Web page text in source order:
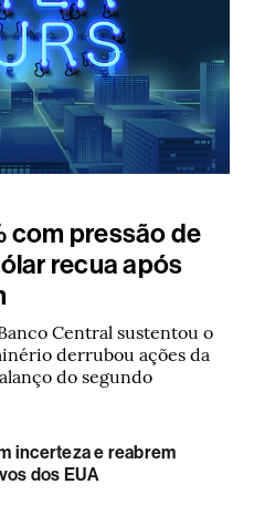
com pressão de
recua após
Central sustentou o
derrubou ações da
do segundo
incerteza e reabrem
dos EUA